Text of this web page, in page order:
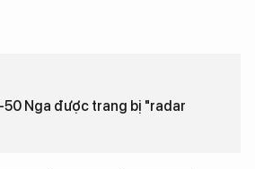
50 Nga được trang bị "radar